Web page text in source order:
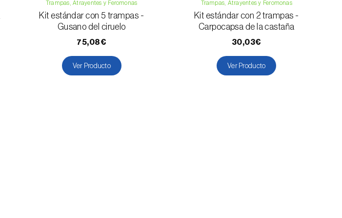
Trampas, Atrayentes y Feromonas
Kit estándar con 5 trampas -
Gusano del ciruelo
75,08€
Ver Producto
Trampas, Atrayentes y Feromonas
Kit estándar con 2 trampas -
Carpocapsa de la castaña
30,03€
Ver Producto